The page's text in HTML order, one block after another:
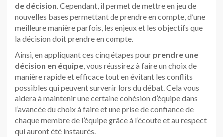
de décision. Cependant, il permet de mettre en jeu de
nouvelles bases permettant de prendre en compte, d’une
meilleure manière parfois, les enjeux et les objectifs que
la décision doit prendre en compte.
Ainsi, en appliquant ces cinq étapes pour prendre une
décision en équipe, vous réussirez à faire un choix de
manière rapide et efficace tout en évitant les conflits
possibles qui peuvent survenir lors du débat. Cela vous
aidera à maintenir une certaine cohésion d’équipe dans
l’avancée du choix à faire et une prise de confiance de
chaque membre de l’équipe grâce à l’écoute et au respect
qui auront été instaurés.